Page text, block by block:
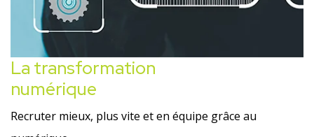
La transformation
numérique
Recruter mieux, plus vite et en équipe grâce au